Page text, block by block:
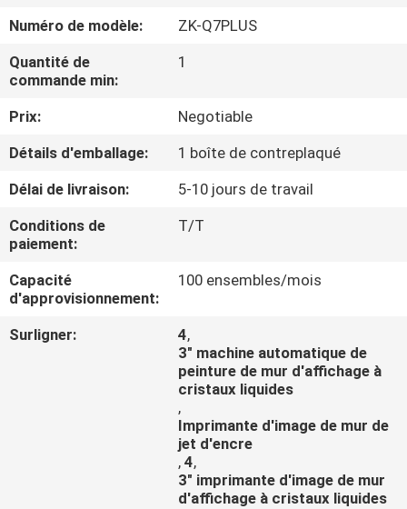
VISITE
D'USINE
CONTRÔLE
DE
QUALITÉ
CONTACTEZ-
NOUS
DEMANDEZ
Numéro de modèle:
ZK-Q7PLUS
Quantité de
commande min:
1
Prix:
Negotiable
Détails d'emballage:
1 boîte de contreplaqué
Délai de livraison:
5-10 jours de travail
Conditions de
paiement:
T/T
Capacité
d'approvisionnement:
100 ensembles/mois
Surligner: 4,
3" machine automatique de
peinture de mur d'affichage à
cristaux liquides
,
Imprimante d'image de mur de
jet d'encre
,4,
3" imprimante d'image de mur
d'affichage à cristaux liquides